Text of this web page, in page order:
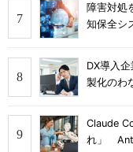
障害対処
知保全シ
DX導入
製化のわ
Claude
れ」